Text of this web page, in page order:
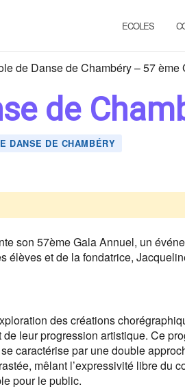
ECOLES
de Danse de Chambéry – 57 ème
de
DANSE DE CHAMBÉRY
son 57ème Gala Annuel, un
élèves et de la fondatrice,
des créations
leur progression artistique. Ce
caractérise par une double
mêlant l’expressivité libre du
pour le public.